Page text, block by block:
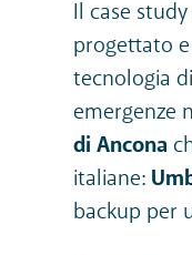
Il case
progettato
tecnologia
emergenze
di Ancona
italiane:
backup per